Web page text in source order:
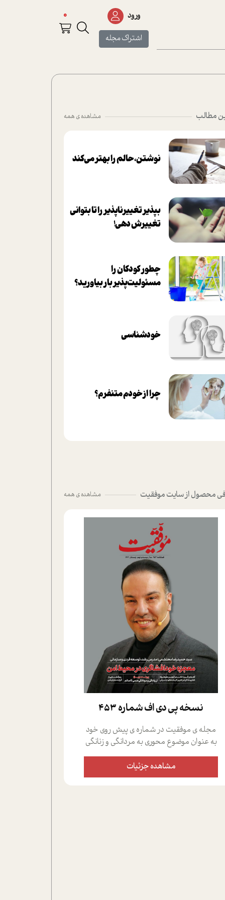
ورود
اشتراک مجله
0
مطالب مشاهده ی همه
نوشتن، حالم را بهتر می‌کند
بپذير تغييرناپذير را تا بتواني
تغييرش دهي!‏
چطور کودکان را
مسئولیت‌پذیر بار بیاورید؟
خودشناسی
چرا از خودم متنفرم؟
محصول از سایت موفقیت مشاهده ی همه
نسخه پي دي اف شماره 453
مجله ی موفقیت در شماره ی پیش روی خود
به عنوان موضوع محوری به مردانگی و زنانگی
سمی پرداخته است؛ علاوه بر این که؛ گفت و
گویی اختصاصی داشته ایم با فردین علیخواه،
جامعه شناس در بخش های مختلف تلاش
مشاهده جزئیات